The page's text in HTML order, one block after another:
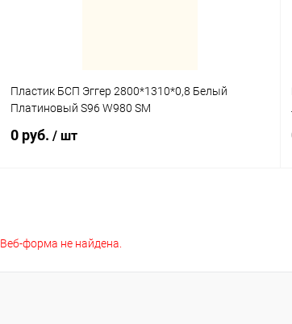
Пластик БСП Эггер 2800*1310*0,8 Белый
Платиновый S96 W980 SM
0 руб. / шт
Купить в 1 клик
В избранное Под заказ
Веб-форма не найдена.